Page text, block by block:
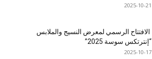
2025-10-21
الافتتاح الرسمي لمعرض النسيج والملابس
“إنترتكس سوسة 2025”
2025-10-17